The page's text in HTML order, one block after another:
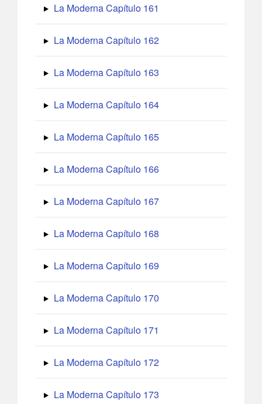
La Moderna Capítulo 161
La Moderna Capítulo 162
La Moderna Capítulo 163
La Moderna Capítulo 164
La Moderna Capítulo 165
La Moderna Capítulo 166
La Moderna Capítulo 167
La Moderna Capítulo 168
La Moderna Capítulo 169
La Moderna Capítulo 170
La Moderna Capítulo 171
La Moderna Capítulo 172
La Moderna Capítulo 173